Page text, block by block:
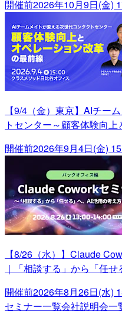
開催前2026年10月9日(金)
【9/4（金）東京】AIチー
トセンター～顧客体験向
開催前2026年9月4日(金)
【8/26（水）】Claude
｜「相談する」から「任
開催前2026年8月26日(水)
セミナー一覧会社説明会一